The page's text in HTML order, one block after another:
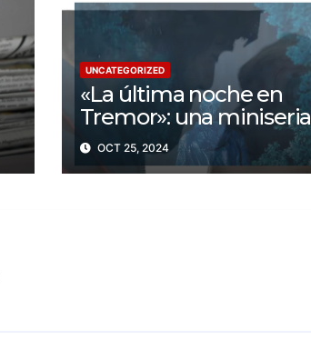
UNCATEGORIZED
«La última noche en
Tremor»: una miniseria
psicológica ¿Cuál es su
trama?
OCT 25, 2024